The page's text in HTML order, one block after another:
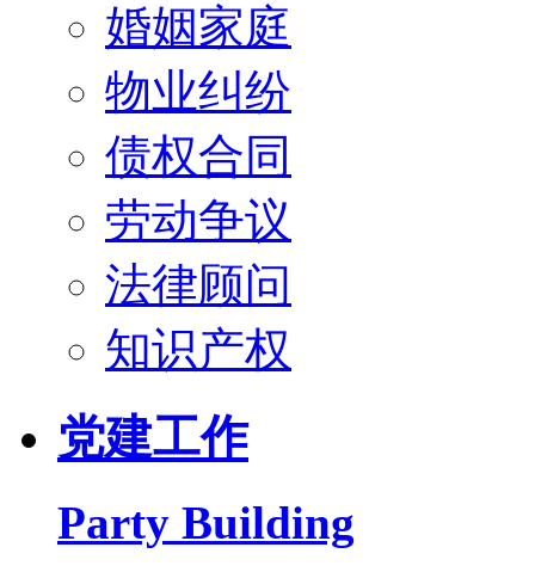
婚姻家庭
物业纠纷
债权合同
劳动争议
法律顾问
知识产权
党建工作
Party Building